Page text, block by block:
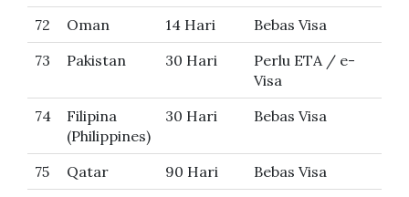
72
Oman 14 Hari
Bebas Visa
73
Pakistan 30 Hari
Perlu ETA / e-
Visa
74
Filipina
(Philippines)
30 Hari Bebas Visa
75 Qatar 90 Hari
Bebas Visa